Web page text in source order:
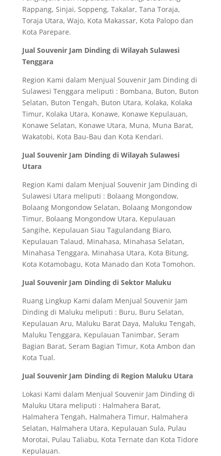
Rappang, Sinjai, Soppeng, Takalar, Tana Toraja,
Toraja Utara, Wajo, Kota Makassar, Kota Palopo dan
Kota Parepare.
Jual Souvenir Jam Dinding di Wilayah Sulawesi
Tenggara
Region Kami dalam Menjual Souvenir Jam Dinding di
Sulawesi Tenggara meliputi : Bombana, Buton, Buton
Selatan, Buton Tengah, Buton Utara, Kolaka, Kolaka
Timur, Kolaka Utara, Konawe, Konawe Kepulauan,
Konawe Selatan, Konawe Utara, Muna, Muna Barat,
Wakatobi, Kota Bau-Bau dan Kota Kendari.
Jual Souvenir Jam Dinding di Wilayah Sulawesi
Utara
Region Kami dalam Menjual Souvenir Jam Dinding di
Sulawesi Utara meliputi : Bolaang Mongondow,
Bolaang Mongondow Selatan, Bolaang Mongondow
Timur, Bolaang Mongondow Utara, Kepulauan
Sangihe, Kepulauan Siau Tagulandang Biaro,
Kepulauan Talaud, Minahasa, Minahasa Selatan,
Minahasa Tenggara, Minahasa Utara, Kota Bitung,
Kota Kotamobagu, Kota Manado dan Kota Tomohon.
Jual Souvenir Jam Dinding di Sektor Maluku
Ruang Lingkup Kami dalam Menjual Souvenir Jam
Dinding di Maluku meliputi : Buru, Buru Selatan,
Kepulauan Aru, Maluku Barat Daya, Maluku Tengah,
Maluku Tenggara, Kepulauan Tanimbar, Seram
Bagian Barat, Seram Bagian Timur, Kota Ambon dan
Kota Tual.
Jual Souvenir Jam Dinding di Region Maluku Utara
Lokasi Kami dalam Menjual Souvenir Jam Dinding di
Maluku Utara meliputi : Halmahera Barat,
Halmahera Tengah, Halmahera Timur, Halmahera
Selatan, Halmahera Utara, Kepulauan Sula, Pulau
Morotai, Pulau Taliabu, Kota Ternate dan Kota Tidore
Kepulauan.